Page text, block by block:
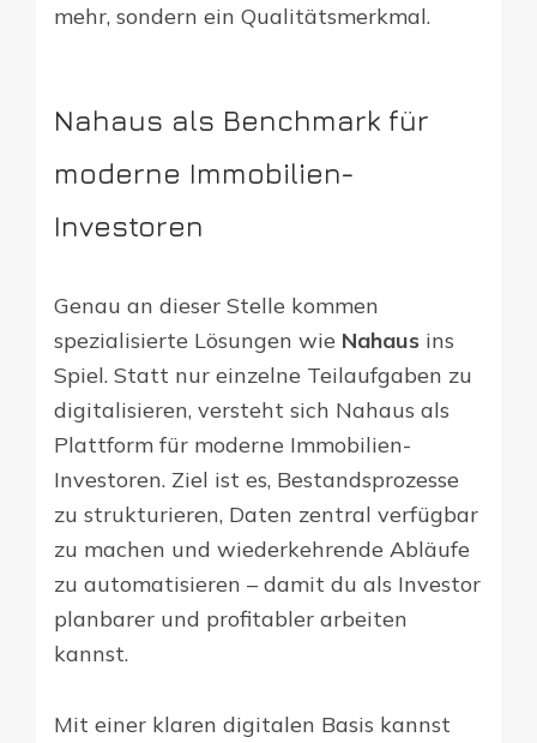
mehr, sondern ein Qualitätsmerkmal.
Nahaus als Benchmark für
moderne Immobilien-
Investoren
Genau an dieser Stelle kommen
spezialisierte Lösungen wie Nahaus ins
Spiel. Statt nur einzelne Teilaufgaben zu
digitalisieren, versteht sich Nahaus als
Plattform für moderne Immobilien-
Investoren. Ziel ist es, Bestandsprozesse
zu strukturieren, Daten zentral verfügbar
zu machen und wiederkehrende Abläufe
zu automatisieren – damit du als Investor
planbarer und profitabler arbeiten
kannst.
Mit einer klaren digitalen Basis kannst